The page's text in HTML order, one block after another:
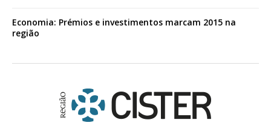
Economia: Prémios e investimentos marcam 2015 na
região